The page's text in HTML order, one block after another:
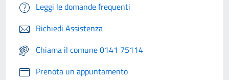
Leggi le domande frequenti
Richiedi Assistenza
Chiama il comune 0141 75114
Prenota un appuntamento